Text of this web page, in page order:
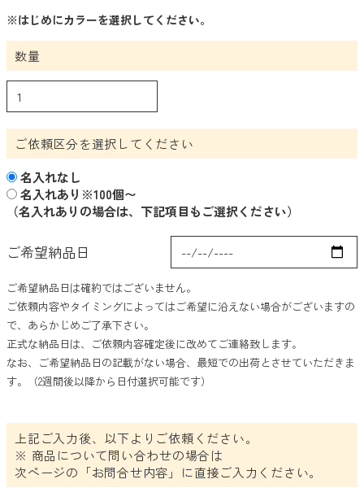
涼感グッズ・うちわ
防災・防犯グッズ
アウトドア・旅行・レジャー
キーホルダ
キッチン
バスグッズ
お掃除グッズ
雑貨
抽選会・イベント用キット
ホワイト
グレー
※はじめにカラーを選択してください。
数量
ご依頼区分を選択してください
名入れなし
名入れあり※100個〜
（名入れありの場合は、下記項目もご選択ください）
ご希望納品日
ご希望納品日は確約ではございません。
ご依頼内容やタイミングによってはご希望に沿えない場合がございますの
で、あらかじめご了承下さい。
正式な納品日は、ご依頼内容確定後に改めてご連絡致します。
なお、ご希望納品日の記載がない場合、最短での出荷とさせていただきま
す。（2週間後以降から日付選択可能です）
上記ご入力後、以下よりご依頼ください。
※ 商品について問い合わせの場合は
次ページの「お問合せ内容」に直接ご入力ください。